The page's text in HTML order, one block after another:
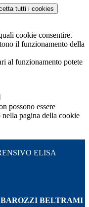
tutti i cookies
cookie consentire.
il funzionamento della
al funzionamento potete
possono essere
pagina della cookie
ELISA
BELTRAMI